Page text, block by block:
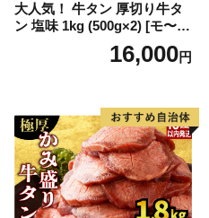
大人気！ 牛タン 厚切り牛タ
ン 塩味 1kg (500g×2) [モ〜ラ
ンド 宮城県 気仙沼市 205646
60] 肉 牛肉 精肉 牛たん 牛タ
厚切り タン
16,000円